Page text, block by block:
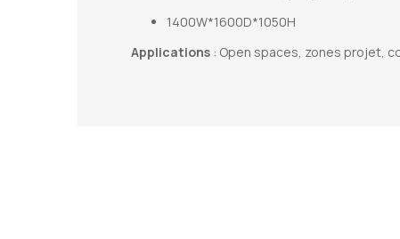
1400W*1600D*1050H
Applications : Open spaces, zones projet,